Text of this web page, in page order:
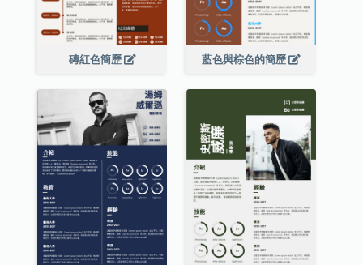
磚紅色簡歷 藍色與棕色的簡歷